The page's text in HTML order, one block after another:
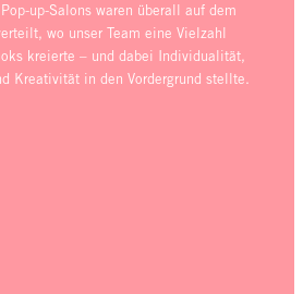
up-Salons waren überall auf dem
wo unser Team eine Vielzahl
kreierte – und dabei Individualität,
Kreativität in den Vordergrund stellte.